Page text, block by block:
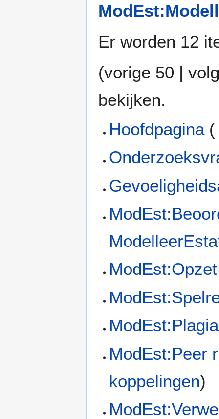
Er worden 12
(vorige 50 |
bekijken.
Hoofdpagina (
ModEst:Opzet
ModEst:Peer
koppelingen)